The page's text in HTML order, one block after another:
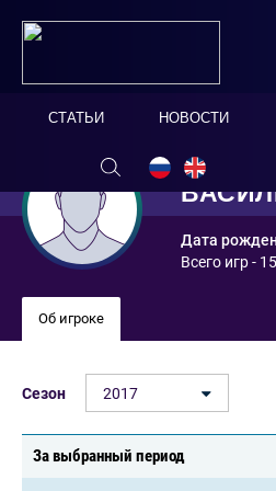
СТАТЬИ НОВОСТИ
Дата
Всего игр -
Об игроке
Сезон 2017
За выбранный период